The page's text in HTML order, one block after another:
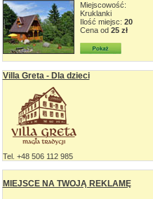
Miejscowość:
Kruklanki
Ilość miejsc: 20
Cena od 25 zł
Villa Greta - Dla dzieci
Tel. +48 506 112 985
MIEJSCE NA TWOJĄ REKLAMĘ